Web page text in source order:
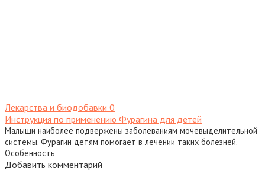
Лекарства и биодобавки 0
Инструкция по применению Фурагина для детей
Малыши наиболее подвержены заболеваниям мочевыделительной
системы. Фурагин детям помогает в лечении таких болезней.
Особенность
Добавить комментарий